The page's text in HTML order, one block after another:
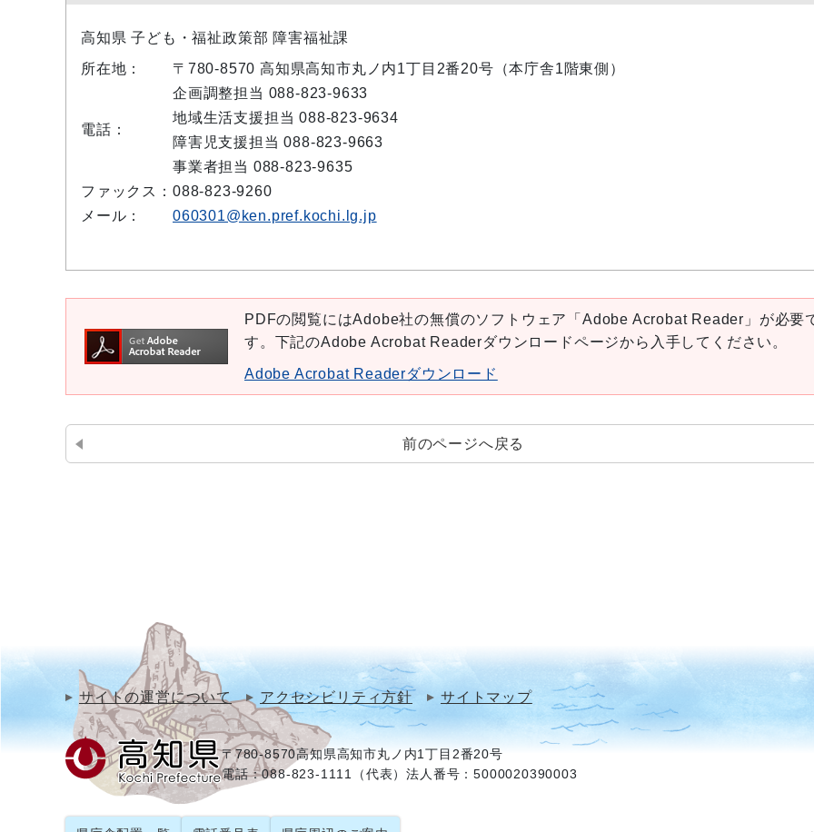
高知県 子ども・福祉政策部 障害福祉課
所在地：
〒780-8570 高知県高知市丸ノ内1丁目2番20号（本庁舎1階東側）
電話：
企画調整担当 088-823-9633
地域生活支援担当 088-823-9634
障害児支援担当 088-823-9663
事業者担当 088-823-9635
ファックス： 088-823-9260
メール：
060301@ken.pref.kochi.lg.jp
PDFの閲覧にはAdobe社の無償のソフトウェア「Adobe Acrobat Reader」が必要
す。下記のAdobe Acrobat Readerダウンロードページから入手してください。
Adobe Acrobat Readerダウンロード
前のページへ戻る
サイトの運営について アクセシビリティ方針 サイトマップ
〒780-8570高知県高知市丸ノ内1丁目2番20号
電話：088-823-1111（代表）法人番号：5000020390003